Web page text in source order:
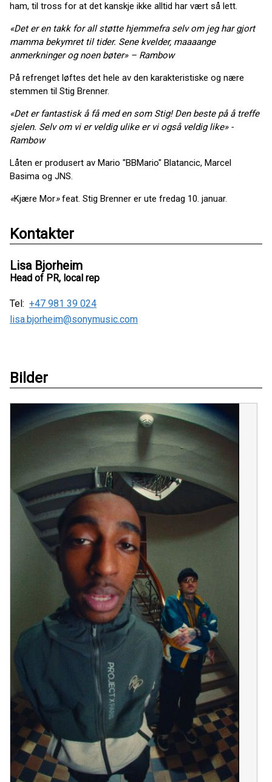
ham, til tross for at det kanskje ikke alltid har vært så lett.
«Det er en takk for all støtte hjemmefra selv om jeg har gjort
mamma bekymret til tider. Sene kvelder, maaaange
anmerkninger og noen bøter»– Rambow
På refrenget løftes det hele av den karakteristiske og nære
stemmen til Stig Brenner.
«Det er fantastisk å få med en som Stig! Den beste på å treffe
sjelen. Selv om vi er veldig ulike er vi også veldig like» -
Rambow
Låten er produsert av Mario "BBMario" Blatancic, Marcel
Basima og JNS.
«Kjære Mor»feat. Stig Brenner er ute fredag 10. januar.
Kontakter
Lisa Bjorheim
Head of PR, local rep
Tel: +47 981 39 024
lisa.bjorheim@sonymusic.com
Bilder